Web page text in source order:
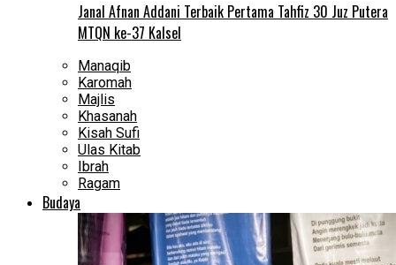
Janal Afnan Addani Terbaik Pertama Tahfiz 30 Juz Putera
MTQN ke-37 Kalsel
Manaqib
Karomah
Majlis
Khasanah
Kisah Sufi
Ulas Kitab
Ibrah
Ragam
Budaya